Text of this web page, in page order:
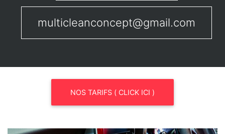
multicleanconcept@gmail.com
NOS TARIFS ( CLICK ICI )